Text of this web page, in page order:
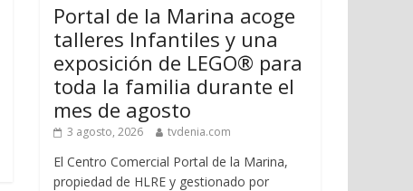
Portal de la Marina acoge
talleres Infantiles y una
exposición de LEGO® para
toda la familia durante el
mes de agosto
3 agosto, 2026 tvdenia.com
El Centro Comercial Portal de la Marina,
propiedad de HLRE y gestionado por